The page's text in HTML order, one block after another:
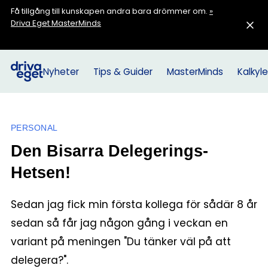
Få tillgång till kunskapen andra bara drömmer om. »
Driva Eget MasterMinds
Nyheter Tips & Guider MasterMinds
PERSONAL
Den Bisarra Delegerings-
Hetsen!
Sedan jag fick min första kollega för sådär 8 år
sedan så får jag någon gång i veckan en
variant på meningen "Du tänker väl på att
delegera?".